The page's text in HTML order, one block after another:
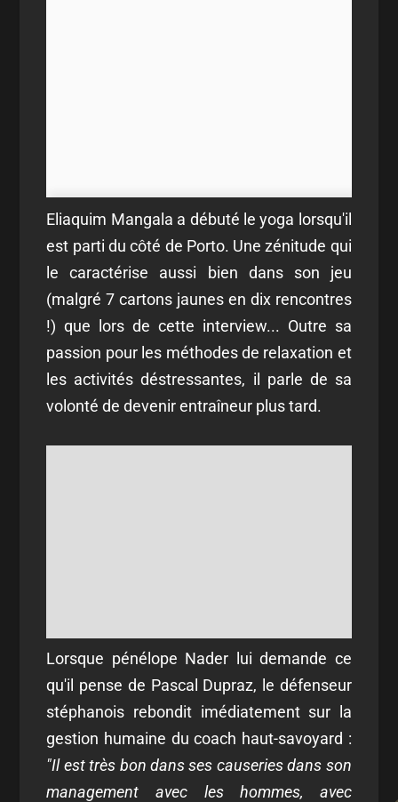
Eliaquim Mangala a débuté le yoga lorsqu'il
est parti du côté de Porto. Une zénitude qui
le caractérise aussi bien dans son jeu
(malgré 7 cartons jaunes en dix rencontres
!) que lors de cette interview... Outre sa
passion pour les méthodes de relaxation et
les activités déstressantes, il parle de sa
volonté de devenir entraîneur plus tard.
Lorsque pénélope Nader lui demande ce
qu'il pense de Pascal Dupraz, le défenseur
stéphanois rebondit imédiatement sur la
gestion humaine du coach haut-savoyard :
"Il est très bon dans ses causeries dans son
management avec les hommes, avec